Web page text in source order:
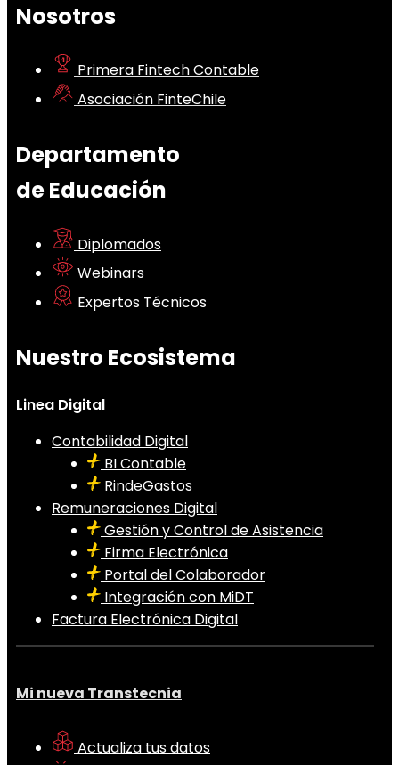
Nosotros
Primera Fintech Contable
Asociación FinteChile
Departamento
de Educación
Diplomados
Webinars
Expertos Técnicos
Nuestro Ecosistema
Linea Digital
Contabilidad Digital
BI Contable
RindeGastos
Remuneraciones Digital
Gestión y Control de Asistencia
Firma Electrónica
Portal del Colaborador
Integración con MiDT
Factura Electrónica Digital
Mi nueva Transtecnia
Actualiza tus datos